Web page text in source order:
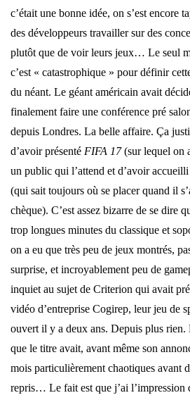
c’était une bonne idée, on s’est encore
des développeurs travailler sur des
plutôt que de voir leurs jeux… Le seul
c’est « catastrophique » pour définir
du néant. Le géant américain avait
finalement faire une conférence pré
depuis Londres. La belle affaire. Ça
d’avoir présenté FIFA 17(sur lequel on
un public qui l’attend et d’avoir
(qui sait toujours où se placer quand il
chèque). C’est assez bizarre de se dire
trop longues minutes du classique et
on a eu que très peu de jeux montrés,
surprise, et incroyablement peu de
inquiet au sujet de Criterion qui avait
vidéo d’entreprise Cogirep, leur jeu de
ouvert il y a deux ans. Depuis plus rien.
que le titre avait, avant même son
mois particulièrement chaotiques avant
repris… Le fait est que j’ai l’impression